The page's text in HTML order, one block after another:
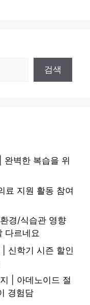
검색
벽한 복습을 위
료 지원 활동 참여
경/식습관 영향
다르네요
신학기 시즌 할인
| 아데노이드 절
경험담